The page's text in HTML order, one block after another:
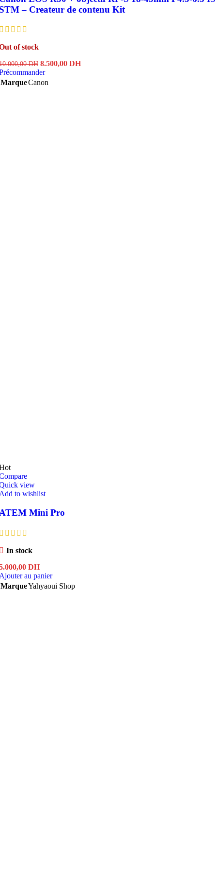
– Createur de contenu Kit
of stock
DH Le
prix
initial
8.500,00 DHLe
MarqueCanon
view
to wishlist
Mini Pro
In stock
DH
au panier
MarqueYahyaoui Shop